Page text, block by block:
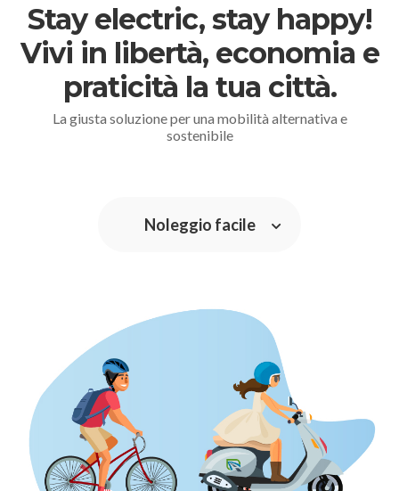
Stay electric, stay happy!
Vivi in libertà, economia e
praticità la tua città.
La giusta soluzione per una mobilità alternativa e
sostenibile
Noleggio facile